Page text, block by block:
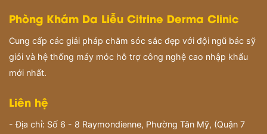
Phòng Khám Da Liễu Citrine Derma Clinic
Cung cấp các giải pháp chăm sóc sắc đẹp với đội ngũ bác sỹ
giỏi và hệ thống máy móc hỗ trợ công nghệ cao nhập khẩu
mới nhất.
Liên hệ
- Địa chỉ: Số 6 - 8 Raymondienne, Phường Tân Mỹ, (Quận 7